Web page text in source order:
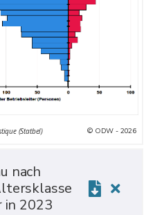
(Statbel) © ODW - 2026
nach
in 2023